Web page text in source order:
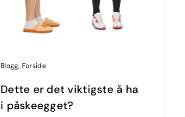
Blogg, Forside
Dette er det viktigste å ha
i påskeegget?